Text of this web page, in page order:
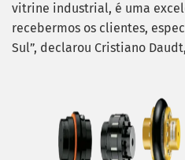
vitrine industrial, é uma
recebermos os clientes,
Sul”, declarou Cristiano